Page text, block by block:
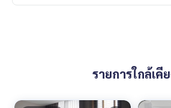
รายการใกล้เคี